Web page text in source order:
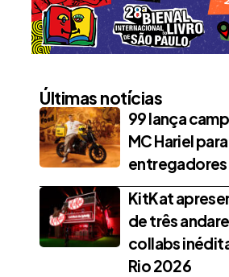
Últimas notícias
99 lança
MC Hariel
KitKat
de três
collabs
Rio 2026